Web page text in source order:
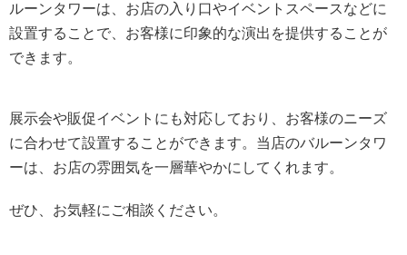
ルーンタワーは、お店の入り口やイベントスペースなどに
設置することで、お客様に印象的な演出を提供することが
できます。
展示会や販促イベントにも対応しており、お客様のニーズ
に合わせて設置することができます。当店のバルーンタワ
ーは、お店の雰囲気を一層華やかにしてくれます。
ぜひ、お気軽にご相談ください。